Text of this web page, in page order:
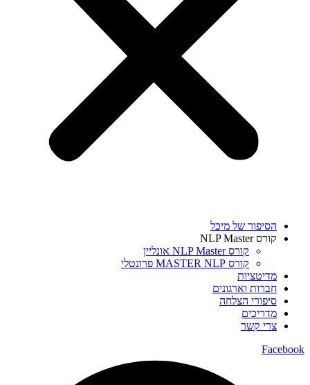
הסיפור של מיכל
קורס NLP Master
קורס NLP Master אונליין
קורס MASTER NLP פרונטלי
מדיטציות
חברות וארגונים
סיפורי הצלחה
מדריכים
צרי קשר
Facebook